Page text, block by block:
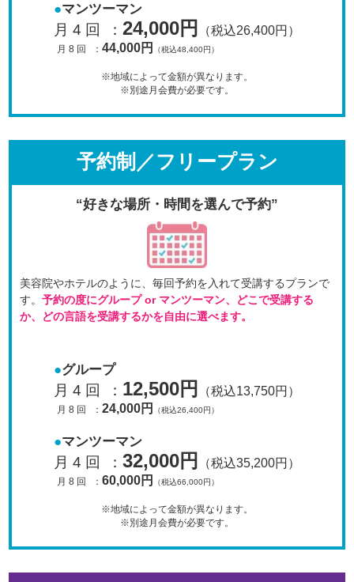
マンツーマン
月 4 回 ： 24,000円 （税込26,400円）
月 8 回 ：44,000円 （税込48,400円）
※地域によって金額が異なります。
※別途月会費が必要です。
予約制／フリープラン
“好きな場所・時間を選んで予約”
美容院やホテルのように、毎回予約を入れて受講するプランで
す。 予約の度にグループ or マンツーマン、
どこで受講する
か、どの言語を受講するかを自由に選べます。
グループ
月 4 回 ： 12,500円 （税込13,750円）
月 8 回 ：24,000円 （税込26,400円）
マンツーマン
月 4 回 ： 32,000円 （税込35,200円）
月 8 回 ：60,000円 （税込66,000円）
※地域によって金額が異なります。
※別途月会費が必要です。